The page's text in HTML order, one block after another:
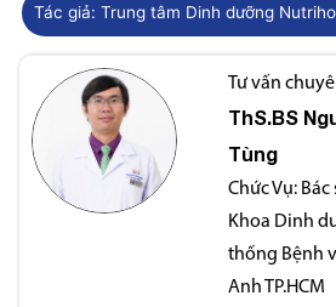
Tác giả: Trung tâm Dinh dưỡng
Tư vấn
ThS.BS
Tùng
Chức Vụ:
Khoa Dinh
thống Bệnh
Anh TP.HCM